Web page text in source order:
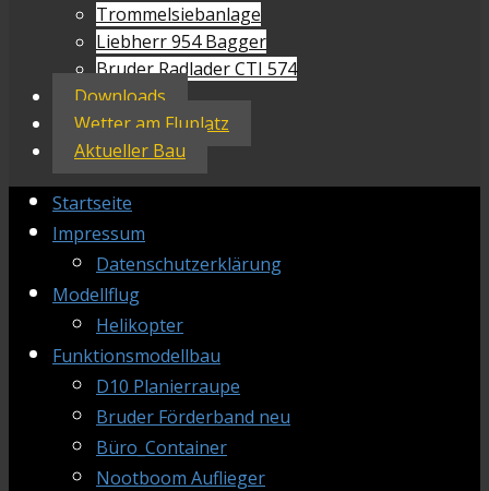
Trommelsiebanlage
Liebherr 954 Bagger
Bruder Radlader CTI 574
Downloads
Wetter am Fluplatz
Aktueller Bau
Startseite
Impressum
Datenschutzerklärung
Modellflug
Helikopter
Funktionsmodellbau
D10 Planierraupe
Bruder Förderband neu
Büro_Container
Nootboom Auflieger